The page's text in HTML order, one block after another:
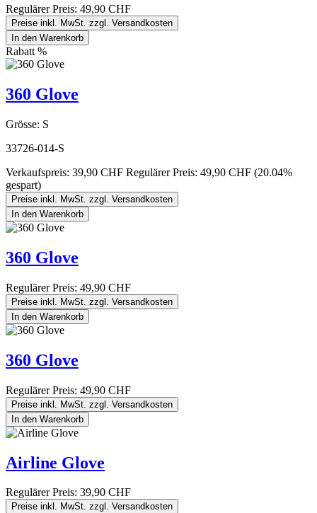
Regulärer Preis: 49,90 CHF
Preise inkl. MwSt. zzgl. Versandkosten
In den Warenkorb
Rabatt %
360 Glove
Grösse: S
33726-014-S
Verkaufspreis: 39,90 CHF Regulärer Preis: 49,90 CHF (20.04%
gespart)
Preise inkl. MwSt. zzgl. Versandkosten
In den Warenkorb
360 Glove
Regulärer Preis: 49,90 CHF
Preise inkl. MwSt. zzgl. Versandkosten
In den Warenkorb
360 Glove
Regulärer Preis: 49,90 CHF
Preise inkl. MwSt. zzgl. Versandkosten
In den Warenkorb
Airline Glove
Regulärer Preis: 39,90 CHF
Preise inkl. MwSt. zzgl. Versandkosten